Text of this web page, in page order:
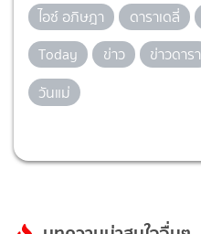
ไอซ์ อภิษฎา ดาราเดลี่
Today
ข่าว ข่าวดารา
วันแม่